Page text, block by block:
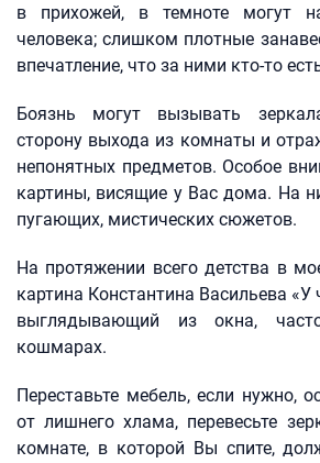
в прихожей, в темноте могут
человека; слишком плотные
впечатление, что за ними кто-то
Боязнь могут вызывать
сторону выхода из комнаты и
непонятных предметов. Особое
картины, висящие у Вас дома. На
пугающих, мистических сюжетов.
На протяжении всего детства в
картина Константина Васильева «У
выглядывающий из окна,
кошмарах.
Переставьте мебель, если нужно,
от лишнего хлама, перевесьте
комнате, в которой Вы спите,